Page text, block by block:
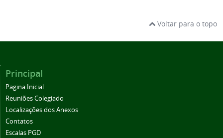
Voltar para o topo
Principal
Pagina Inicial
Reuniões Colegiado
Localizações dos Anexos
Contatos
Escalas PGD